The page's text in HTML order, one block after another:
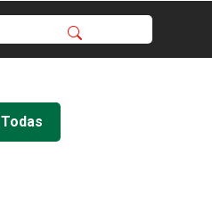
Todas